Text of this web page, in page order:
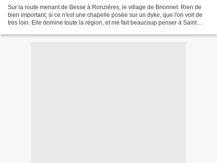
Sur la route menant de Besse à Ronzières, le village de Brionnet. Rien de
bien important, si ce n'est une chapelle posée sur un dyke, que l'on voit de
très loin. Elle domine toute la région, et me fait beaucoup penser à Saint